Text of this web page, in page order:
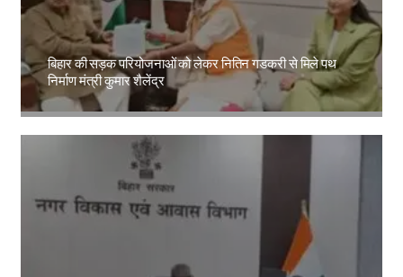
बिहार की सड़क परियोजनाओं को लेकर नितिन गडकरी से मिले पथ
निर्माण मंत्री कुमार शैलेंद्र
Amit Lekh